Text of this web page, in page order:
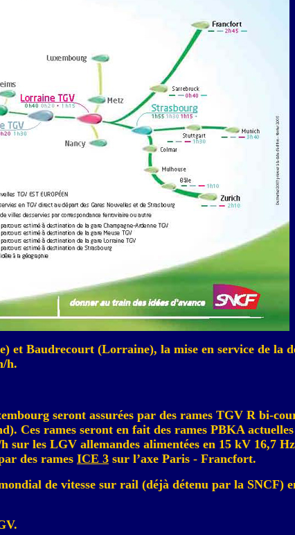
et Baudrecourt (Lorraine), la mise en service de la
h.
seront assurées par des rames TGV R bi-
). Ces rames seront en fait des rames PBKA
sur les LGV allemandes alimentées en 15 kV 16,7
des rames ICE 3 sur l’axe Paris - Francfort.
de vitesse sur rail (déjà détenu par la SNCF)